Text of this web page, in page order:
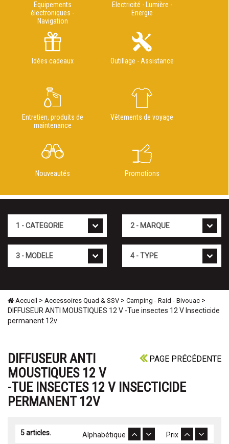
Equipements
électroniques -
Navigation
Electricité - Lumière -
Energie
Idées cadeaux Outillage - Assistance
Entretien, produits de
maintenance
Vêtements de voyage
Nouveautés Promotions
Accueil > Accessoires Quad & SSV > Camping - Raid - Bivouac >
DIFFUSEUR ANTI MOUSTIQUES 12 V -Tue insectes 12 V Insecticide
permanent 12v
PAGE PRÉCÉDENTE
DIFFUSEUR ANTI
MOUSTIQUES 12 V
-TUE INSECTES 12 V INSECTICIDE
PERMANENT 12V
5 articles. Prix
Alphabétique